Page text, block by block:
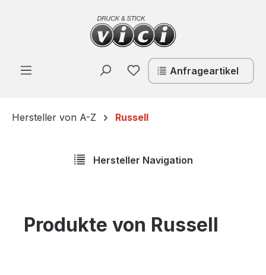
Zum Hauptinhalt springen
Du hast 0 Produkte auf
Anfrageartikel
Hersteller von A-Z Russell
Hersteller Navigation
Produkte von Russell